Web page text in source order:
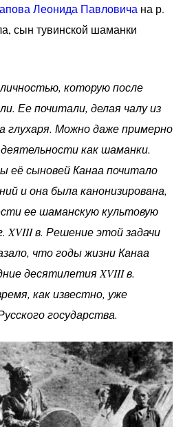
Леонида Павловича на р.
сын тувинской шаманки
которую после
Ее почитали, делая чалу из
глухаря. Можно даже примерно
как шаманки.
её сыновей Канаа почитало
и она была канонизирована,
ее шаманскую культовую
XVIII в. Решение этой задачи
что годы жизни Канаа
десятилетия XVIII в.
как известно, уже
государства.